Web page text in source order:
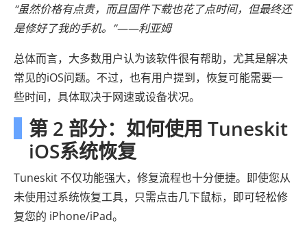
“虽然价格有点贵，而且固件下载也花了点时间，但最终还
是修好了我的手机。”——利亚姆
总体而言，大多数用户认为该软件很有帮助，尤其是解决
常见的iOS问题。不过，也有用户提到，恢复可能需要一
些时间，具体取决于网速或设备状况。
第 2 部分：如何使用 Tuneskit
iOS系统恢复
Tuneskit 不仅功能强大，修复流程也十分便捷。即使您从
未使用过系统恢复工具，只需点击几下鼠标，即可轻松修
复您的 iPhone/iPad。